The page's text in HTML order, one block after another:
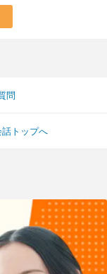
問
トップへ